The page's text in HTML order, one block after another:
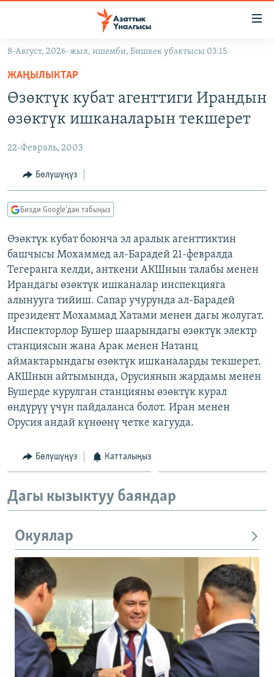
Навигацияга
өтүңүз
Издөөгө
салыңызКЫРГЫЗСТАН
ЭКОНОМИКА
МАДАНИЯТ
БОРБОР АЗИЯ
УКРАИНА
АТАЙЫН ИЛИКТӨӨ
ТВ ПРОГРАММАЛАР
ЭКСПЕРТТЕР ТАЛДАЙТ
БИЗ ЖАНА ДҮЙНӨ
ЭЖЕ-СИҢДИЛЕР
АЗАТТЫК+
ЫҢГАЙСЫЗ СУРООЛОР
ӨЗГӨЧӨ ПИКИР
Русский
ОНЛАЙН ШЕРИНЕ
ЭЕ/АРнун бардык сайттары
8-Август, 2026-жыл, ишемби, Бишкек убактысы 03:15
ЖАҢЫЛЫКТАР
Өзөктүк кубат агенттиги Ирандын
өзөктүк ишканаларын текшерет
22-Февраль, 2003
Бөлүшүңүз
Бизди Google'дан табыңыз
Өзөктүк кубат боюнча эл аралык агенттиктин
башчысы Мохаммед ал-Барадей 21-февралда
Тегеранга келди, анткени АКШнын талабы менен
Ирандагы өзөктүк ишканалар инспекцияга
алынууга тийиш. Сапар учурунда ал-Барадей
президент Мохаммад Хатами менен дагы жолугат.
Инспекторлор Бушер шаарындагы өзөктүк электр
станциясын жана Арак менен Натанц
аймактарындагы өзөктүк ишканаларды текшерет.
АКШнын айтымында, Орусиянын жардамы менен
Бушерде курулган станцияны өзөктүк курал
өндүрүү үчүн пайдаланса болот. Иран менен
Орусия андай күнөөнү четке кагууда.
Бөлүшүңүз Катталыңыз
Дагы кызыктуу баяндар
Окуялар